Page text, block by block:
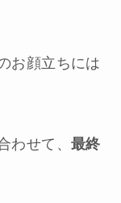
お顔立ちには
わせて、 最終